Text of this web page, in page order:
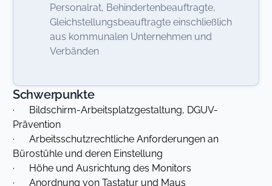
Personalrat, Behindertenbeauftragte,
Gleichstellungsbeauftragte einschließlich
aus kommunalen Unternehmen und
Verbänden
Schwerpunkte
· Bildschirm-Arbeitsplatzgestaltung, DGUV-
Prävention
· Arbeitsschutzrechtliche Anforderungen an
Bürostühle und deren Einstellung
· Höhe und Ausrichtung des Monitors
· Anordnung von Tastatur und Maus